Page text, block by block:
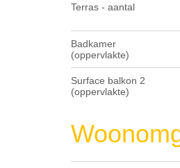
Terras - aantal
Badkamer
(oppervlakte)
Surface balkon 2
(oppervlakte)